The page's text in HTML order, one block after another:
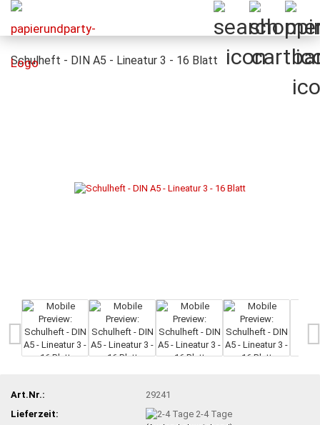
Schulheft - DIN A5 - Lineatur 3 - 16 Blatt
Art.Nr.:
29241
Lieferzeit:
2-4 Tage